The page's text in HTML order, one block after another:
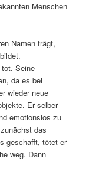
Menschen
Namen trägt,
Seine
da es bei
wieder neue
Er selber
emotionslos zu
das
geschafft, tötet er
weg. Dann